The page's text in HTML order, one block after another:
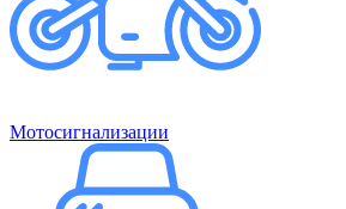
Мотосигнализации